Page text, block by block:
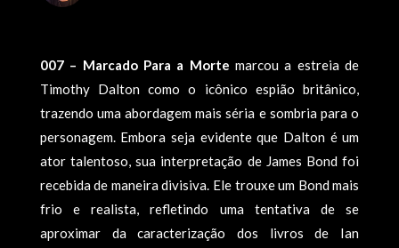
007 – Marcado Para a Morte marcou a estreia de
Timothy Dalton como o icônico espião britânico,
trazendo uma abordagem mais séria e sombria para o
personagem. Embora seja evidente que Dalton é um
ator talentoso, sua interpretação de James Bond foi
recebida de maneira divisiva. Ele trouxe um Bond mais
frio e realista, refletindo uma tentativa de se
aproximar da caracterização dos livros de Ian